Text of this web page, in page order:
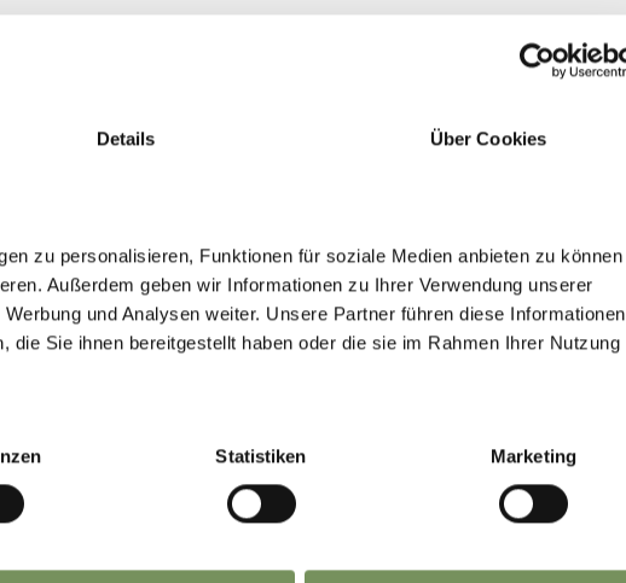
Details Über Cookies
zu personalisieren, Funktionen für soziale Medien anbieten zu können
Außerdem geben wir Informationen zu Ihrer Verwendung unserer
und Analysen weiter. Unsere Partner führen diese Informationen
die Sie ihnen bereitgestellt haben oder die sie im Rahmen Ihrer Nutzung
Statistiken Marketing